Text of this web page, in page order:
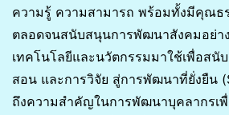
ความรู้ ความสามารถ พร้อมทั้งมีคุณธ
ตลอดจนสนับสนุนการพัฒนาสังคมอย่า
เทคโนโลยีและนวัตกรรมมาใช้เพื่อสนั
สอน และการวิจัย สู่การพัฒนาที่ยั่งยืน
ถึงความสำคัญในการพัฒนาบุคลากรเ